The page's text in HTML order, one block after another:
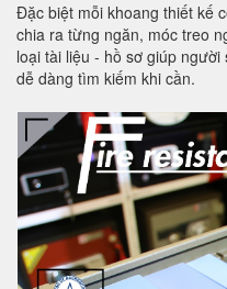
Đặc biệt mỗi khoang thiết kế
chia ra từng ngăn, móc treo
loại tài liệu - hồ sơ giúp
dễ dàng tìm kiếm khi cần.